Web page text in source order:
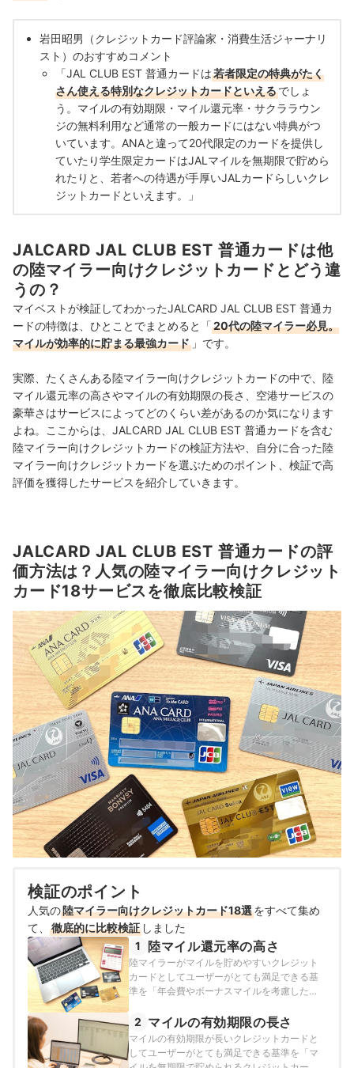
岩田昭男（クレジットカード評論家・消費生活ジャーナリ
スト）のおすすめコメント
「JAL CLUB EST 普通カードは若者限定の特典がたく
さん使える特別なクレジットカードといえるでしょ
う。マイルの有効期限・マイル還元率・サクララウン
ジの無料利用など通常の一般カードにはない特典がつ
いています。ANAと違って20代限定のカードを提供し
ていたり学生限定カードはJALマイルを無期限で貯めら
れたりと、若者への待遇が手厚いJALカードらしいクレ
ジットカードといえます。」
JALCARD JAL CLUB EST 普通カードは他
の陸マイラー向けクレジットカードとどう違
うの？
マイベストが検証してわかったJALCARD JAL CLUB EST 普通カ
ードの特徴は、ひとことでまとめると「20代の陸マイラー必見。
マイルが効率的に貯まる最強カード 」です。
実際、たくさんある陸マイラー向けクレジットカードの中で、陸
マイル還元率の高さやマイルの有効期限の長さ、空港サービスの
豪華さはサービスによってどのくらい差があるのか気になります
よね。ここからは、JALCARD JAL CLUB EST 普通カードを含む
陸マイラー向けクレジットカードの検証方法や、自分に合った陸
マイラー向けクレジットカードを選ぶためのポイント、検証で高
評価を獲得したサービスを紹介していきます。
JALCARD JAL CLUB EST 普通カードの評
価方法は？人気の陸マイラー向けクレジット
カード18サービスを徹底比較検証
検証のポイント
人気の陸マイラー向けクレジットカード18選をすべて集め
て、
徹底的に比較検証 しました
1
陸マイル還元率の高さ
陸マイラーがマイルを貯めやすいクレジット
カードとしてユーザーがとても満足できる基
準を「年会費やボーナスマイルを考慮したマ
以下の方法で各クレジットカードの検証を行
いました。なお、デフォルトで表示される
「おすすめ順」のランキングは、毎月10万円
をクレジットカードで支払った場合に3年で貯
2 マイルの有効期限の長さ
マイルの有効期限が長いクレジットカードと
してユーザーがとても満足できる基準を「マ